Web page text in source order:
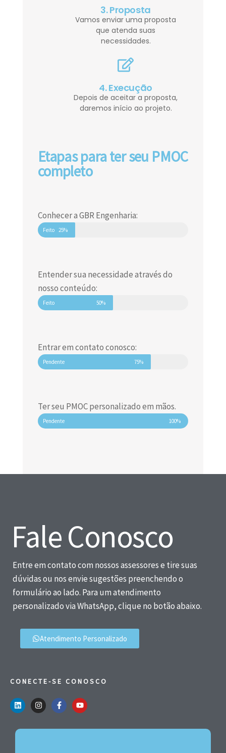
3. Proposta
Vamos enviar uma proposta
que atenda suas
necessidades.
4. Execução
Depois de aceitar a proposta,
daremos início ao projeto.
Etapas para ter seu PMOC
completo
Conhecer a GBR Engenharia:
Feito 25%
Entender sua necessidade através do
nosso conteúdo:
Feito 50%
Entrar em contato conosco:
Pendente 75%
Ter seu PMOC personalizado em mãos.
Pendente 100%
Fale Conosco
Entre em contato com nossos assessores e tire suas
dúvidas ou nos envie sugestões preenchendo o
formulário ao lado. Para um atendimento
personalizado via WhatsApp, clique no botão abaixo.
Atendimento Personalizado
CONECTE-SE CONOSCO